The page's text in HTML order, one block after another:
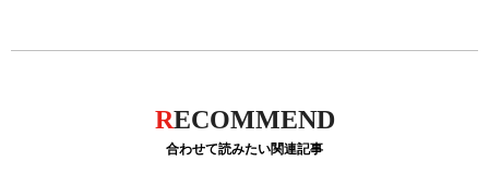
RECOMMEND
合わせて読みたい関連記事